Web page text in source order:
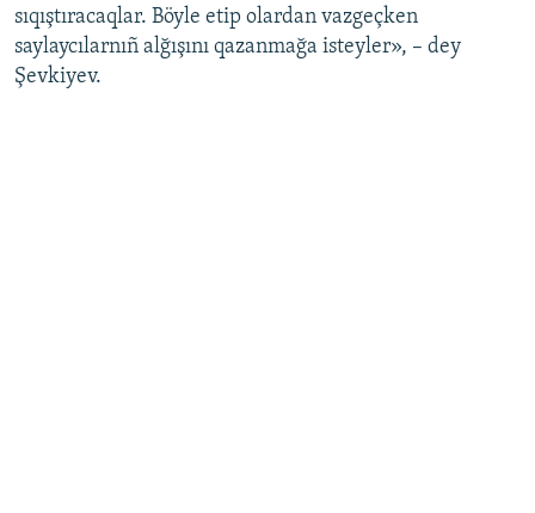
sıqıştıracaqlar. Böyle etip olardan vazgeçken
saylaycılarnıñ alğışını qazanmağa isteyler», – dey
Şevkiyev.